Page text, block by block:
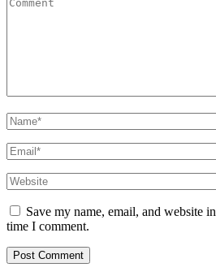
Save my name, email, and website
time I comment.